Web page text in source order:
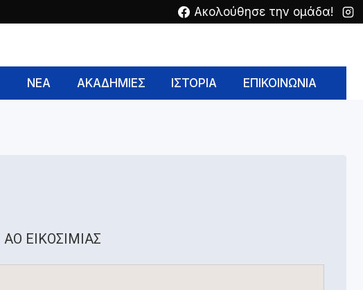
Ακολούθησε την ομάδα!
ΝΕΑ ΑΚΑΔΗΜΙΕΣ ΙΣΤΟΡΙΑ ΕΠΙΚΟΙΝΩΝΙΑ
ΑΟ ΕΙΚΟΣΙΜΙΑΣ